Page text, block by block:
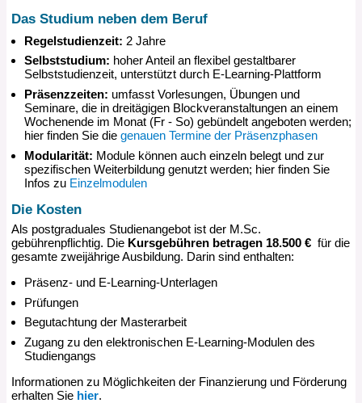
Das Studium neben dem Beruf
Regelstudienzeit: 2 Jahre
Selbststudium: hoher Anteil an flexibel gestaltbarer
Selbststudienzeit, unterstützt durch E-Learning-Plattform
Präsenzzeiten: umfasst Vorlesungen, Übungen und
Seminare, die in dreitägigen Blockveranstaltungen an einem
Wochenende im Monat (Fr - So) gebündelt angeboten werden;
hier finden Sie die genauen Termine der Präsenzphasen
Modularität: Module können auch einzeln belegt und zur
spezifischen Weiterbildung genutzt werden; hier finden Sie
Infos zu Einzelmodulen
Die Kosten
Als postgraduales Studienangebot ist der M.Sc.
gebührenpflichtig. Die Kursgebühren betragen 18.500 €für die
gesamte zweijährige Ausbildung. Darin sind enthalten:
Präsenz- und E-Learning-Unterlagen
Prüfungen
Begutachtung der Masterarbeit
Zugang zu den elektronischen E-Learning-Modulen des
Studiengangs
Informationen zu Möglichkeiten der Finanzierung und Förderung
erhalten Sie hier.